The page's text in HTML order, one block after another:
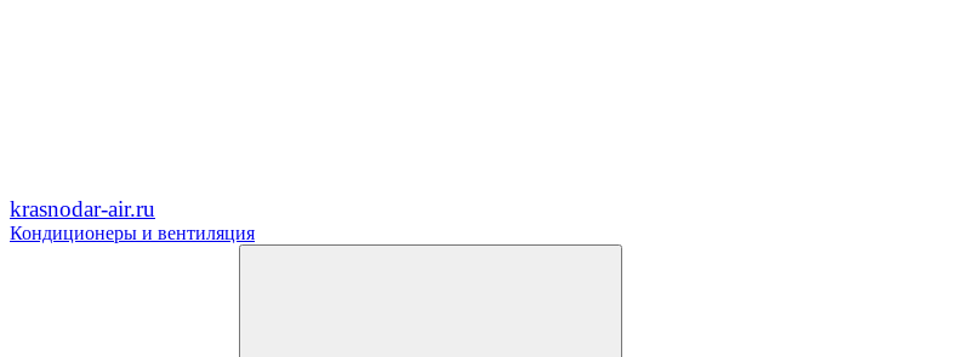
krasnodar-air.ru
Кондиционеры и вентиляция